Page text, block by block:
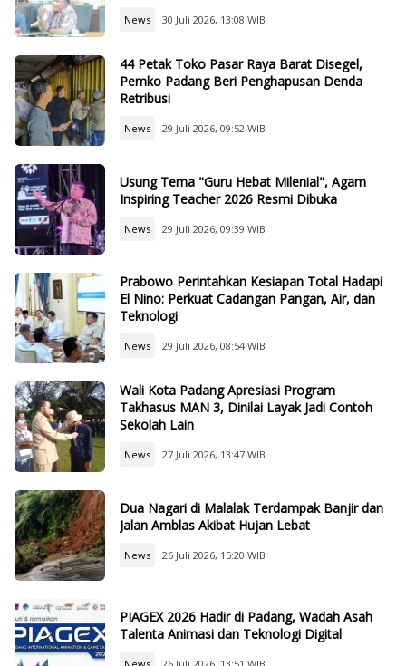
News 30 Juli 2026, 13:08 WIB
44 Petak Toko Pasar Raya Barat Disegel,
Pemko Padang Beri Penghapusan Denda
Retribusi
News 29 Juli 2026, 09:52 WIB
Usung Tema "Guru Hebat Milenial", Agam
Inspiring Teacher 2026 Resmi Dibuka
News 29 Juli 2026, 09:39 WIB
Prabowo Perintahkan Kesiapan Total Hadapi
El Nino: Perkuat Cadangan Pangan, Air, dan
Teknologi
News 29 Juli 2026, 08:54 WIB
Wali Kota Padang Apresiasi Program
Takhasus MAN 3, Dinilai Layak Jadi Contoh
Sekolah Lain
News 27 Juli 2026, 13:47 WIB
Dua Nagari di Malalak Terdampak Banjir dan
Jalan Amblas Akibat Hujan Lebat
News 26 Juli 2026, 15:20 WIB
PIAGEX 2026 Hadir di Padang, Wadah Asah
Talenta Animasi dan Teknologi Digital